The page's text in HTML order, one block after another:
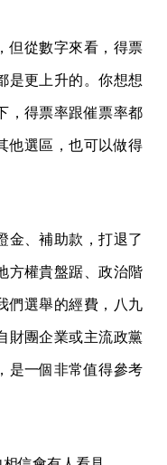
但從數字來看，得票
是更上升的。你想想
，得票率跟催票率都
他選區，也可以做得
金、補助款，打退了
方權貴盤踞、政治階
們選舉的經費，八九
財團企業或主流政黨
是一個非常值得參考